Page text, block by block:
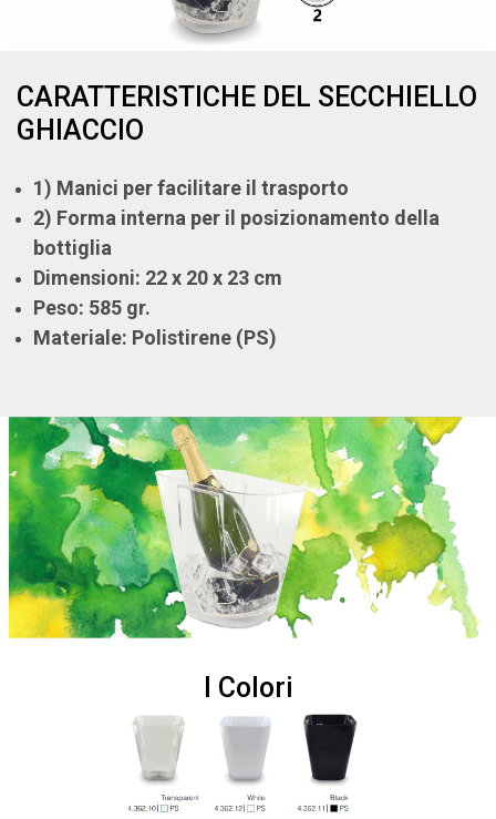
CARATTERISTICHE DEL SECCHIELLO
GHIACCIO
1) Manici per facilitare il trasporto
2) Forma interna per il posizionamento della
bottiglia
Dimensioni: 22 x 20 x 23 cm
Peso: 585 gr.
Materiale: Polistirene (PS)
I Colori